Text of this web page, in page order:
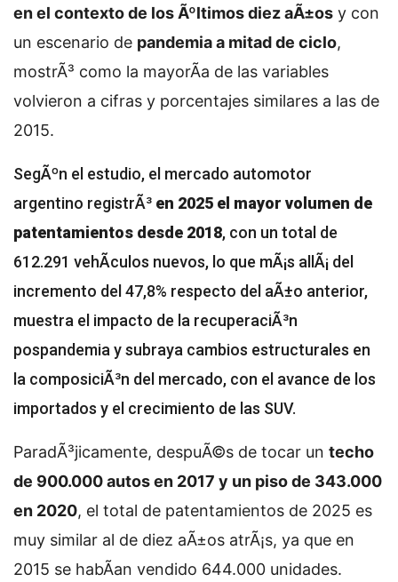
en el contexto de los Ãºltimos diez aÃ±os y con
un escenario de pandemia a mitad de ciclo,
mostrÃ³ como la mayorÃ­a de las variables
volvieron a cifras y porcentajes similares a las de
2015.
SegÃºn el estudio, el mercado automotor
argentino registrÃ³ en 2025 el mayor volumen de
patentamientos desde 2018, con un total de
612.291 vehÃ­culos nuevos, lo que mÃ¡s allÃ¡ del
incremento del 47,8% respecto del aÃ±o anterior,
muestra el impacto de la recuperaciÃ³n
pospandemia y subraya cambios estructurales en
la composiciÃ³n del mercado, con el avance de los
importados y el crecimiento de las SUV.
ParadÃ³jicamente, despuÃ©s de tocar un techo
de 900.000 autos en 2017 y un piso de 343.000
en 2020, el total de patentamientos de 2025 es
muy similar al de diez aÃ±os atrÃ¡s, ya que en
2015 se habÃ­an vendido 644.000 unidades.